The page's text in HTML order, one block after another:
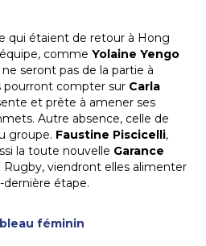
qui étaient de retour à Hong
comme Yolaine Yengo
ne seront pas de la partie à
pourront compter sur Carla
et prête à amener ses
Autre absence, celle de
groupe. Faustine Piscicelli,
la toute nouvelle Garance
Rugby, viendront elles alimenter
étape.
féminin